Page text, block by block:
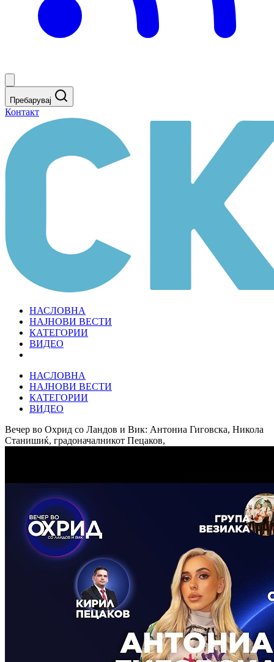
Пребарувај
Контакт
НАСЛОВНА
НАЈНОВИ ВЕСТИ
КАТЕГОРИИ
ВИДЕО
НАСЛОВНА
НАЈНОВИ ВЕСТИ
КАТЕГОРИИ
ВИДЕО
Вечер во Охрид со Ландов и Вик: Антониа Гиговска, Никола
Станишиќ, градоначалникот Пецаков,